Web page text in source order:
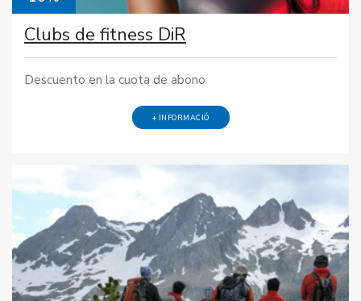
Clubs de fitness DiR
Descuento en la cuota de abono
+ INFORMACIÓ